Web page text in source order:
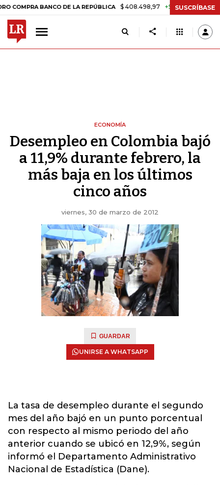
BANCO DE LA REPÚBLICA $ 408.498,97 +$ 8.753,81 +2,19%
SUSCRÍBASE
ECONOMÍA
Desempleo en Colombia bajó
a 11,9% durante febrero, la
más baja en los últimos
cinco años
viernes, 30 de marzo de 2012
GUARDAR
UNIRSE A WHATSAPP
La tasa de desempleo durante el segundo
mes del año bajó en un punto porcentual
con respecto al mismo periodo del año
anterior cuando se ubicó en 12,9%, según
informó el Departamento Administrativo
Nacional de Estadística (Dane).